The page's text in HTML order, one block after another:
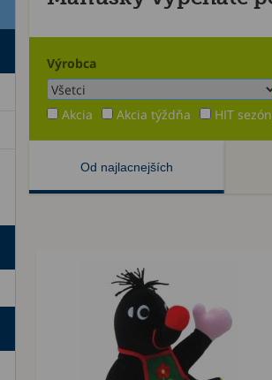
Výrobca
Akcia Akcia týždňa HIT
Od najlacnejších